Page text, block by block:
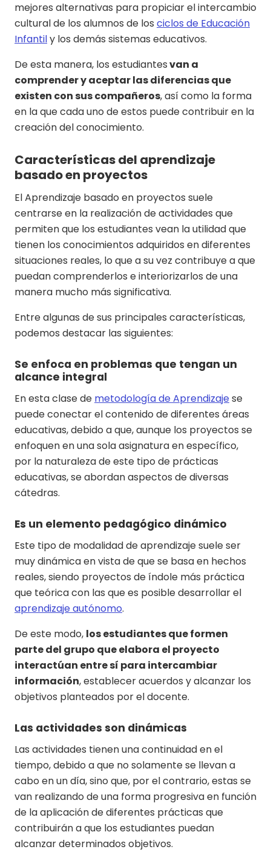
mejores alternativas para propiciar el intercambio
cultural de los alumnos de los ciclos de Educación
Infantily los demás sistemas educativos.
De esta manera, los estudiantesvan a
comprender y aceptar las diferencias que
existen con sus compañeros, así como la forma
en la que cada uno de estos puede contribuir en la
creación del conocimiento.
Características del aprendizaje
basado en proyectos
El Aprendizaje basado en proyectos suele
centrarse en la realización de actividades que
permiten que los estudiantes vean la utilidad que
tienen los conocimientos adquiridos en diferentes
situaciones reales, lo que a su vez contribuye a que
puedan comprenderlos e interiorizarlos de una
manera mucho más significativa.
Entre algunas de sus principales características,
podemos destacar las siguientes:
Se enfoca en problemas que tengan un
alcance integral
En esta clase de metodología de Aprendizajese
puede conectar el contenido de diferentes áreas
educativas, debido a que, aunque los proyectos se
enfoquen en una sola asignatura en específico,
por la naturaleza de este tipo de prácticas
educativas, se abordan aspectos de diversas
cátedras.
Es un elemento pedagógico dinámico
Este tipo de modalidad de aprendizaje suele ser
muy dinámica en vista de que se basa en hechos
reales, siendo proyectos de índole más práctica
que teórica con las que es posible desarrollar el
aprendizaje autónomo.
De este modo, los estudiantes que formen
parte del grupo que elabora el proyecto
interactúan entre sí para intercambiar
información, establecer acuerdos y alcanzar los
objetivos planteados por el docente.
Las actividades son dinámicas
Las actividades tienen una continuidad en el
tiempo, debido a que no solamente se llevan a
cabo en un día, sino que, por el contrario, estas se
van realizando de una forma progresiva en función
de la aplicación de diferentes prácticas que
contribuirán a que los estudiantes puedan
alcanzar determinados objetivos.